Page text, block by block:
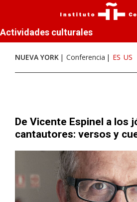
Actividades culturales
NUEVA YORK Conferencia ES US
De Vicente Espinel a los
cantautores: versos y